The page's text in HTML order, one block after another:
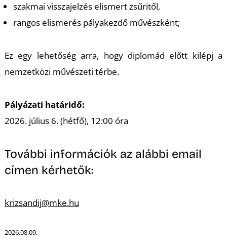
szakmai visszajelzés elismert zsűritől,
rangos elismerés pályakezdő művészként;
Ez egy lehetőség arra, hogy diplomád előtt kilépj a
nemzetközi művészeti térbe.
Pályázati határidő:
2026. július 6. (hétfő), 12:00 óra
További információk az alábbi email
címen kérhetők:
krizsandij@mke.hu
2026.08.09.